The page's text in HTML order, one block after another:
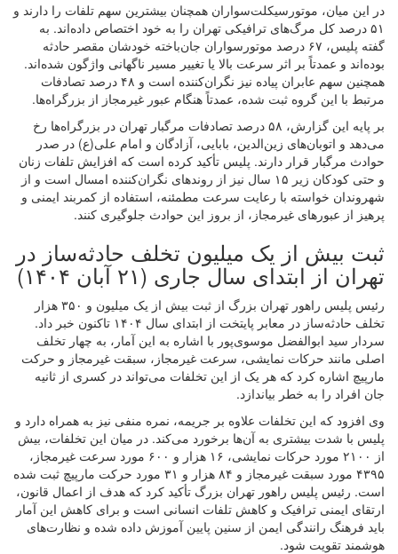
در این میان، موتورسیکلت‌سواران همچنان بیشترین سهم تلفات را دارند و
۵۱ درصد کل مرگ‌های ترافیکی تهران را به خود اختصاص داده‌اند. به
گفته پلیس، ۶۷ درصد موتورسواران جان‌باخته خودشان مقصر حادثه
بوده‌اند و عمدتاً بر اثر سرعت بالا یا تغییر مسیر ناگهانی واژگون شده‌اند.
همچنین سهم عابران پیاده نیز نگران‌کننده است و ۴۸ درصد تصادفات
مرتبط با این گروه ثبت شده، عمدتاً هنگام عبور غیرمجاز از بزرگراه‌ها.
بر پایه این گزارش، ۵۸ درصد تصادفات مرگبار تهران در بزرگراه‌ها رخ
می‌دهد و اتوبان‌های زین‌الدین، بابایی، آزادگان و امام علی(ع) در صدر
حوادث مرگبار قرار دارند. پلیس تأکید کرده است که افزایش تلفات زنان
و حتی کودکان زیر ۱۵ سال نیز از روندهای نگران‌کننده امسال است و از
شهروندان خواسته با رعایت سرعت مطمئنه، استفاده از کمربند ایمنی و
پرهیز از عبورهای غیرمجاز، از بروز این حوادث جلوگیری کنند.
ثبت بیش از یک میلیون تخلف حادثه‌ساز در
تهران از ابتدای سال جاری (۲۱ آبان ۱۴۰۴)
رئیس پلیس راهور تهران بزرگ از ثبت بیش از یک میلیون و ۳۵۰ هزار
تخلف حادثه‌ساز در معابر پایتخت از ابتدای سال ۱۴۰۴ تاکنون خبر داد.
سردار سید ابوالفضل موسوی‌پور با اشاره به این آمار، به چهار تخلف
اصلی مانند حرکات نمایشی، سرعت غیرمجاز، سبقت غیرمجاز و حرکت
مارپیچ اشاره کرد که هر یک از این تخلفات می‌تواند در کسری از ثانیه
جان افراد را به خطر بیاندازد.
وی افزود که این تخلفات علاوه بر جریمه، نمره منفی نیز به همراه دارد و
پلیس با شدت بیشتری به آن‌ها برخورد می‌کند. در میان این تخلفات، بیش
از ۲۱۰۰ مورد حرکات نمایشی، ۱۶ هزار و ۶۰۰ مورد سرعت غیرمجاز،
۴۳۹۵ مورد سبقت غیرمجاز و ۸۴ هزار و ۳۱ مورد حرکت مارپیچ ثبت شده
است. رئیس پلیس راهور تهران بزرگ تأکید کرد که هدف از اعمال قانون،
ارتقای ایمنی ترافیک و کاهش تلفات انسانی است و برای کاهش این آمار
باید فرهنگ رانندگی ایمن از سنین پایین آموزش داده شده و نظارت‌های
هوشمند تقویت شود.